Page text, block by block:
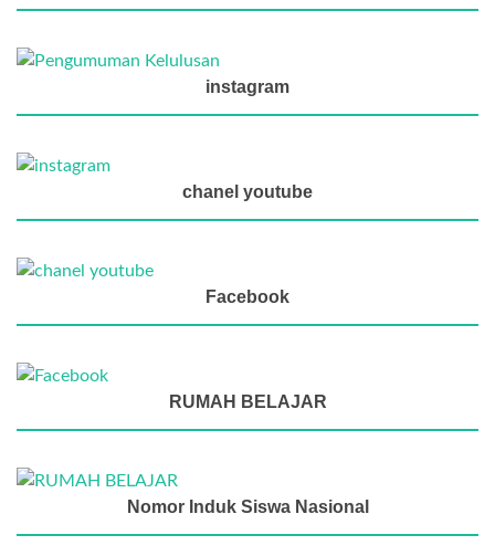
instagram
chanel youtube
Facebook
RUMAH BELAJAR
Nomor Induk Siswa Nasional